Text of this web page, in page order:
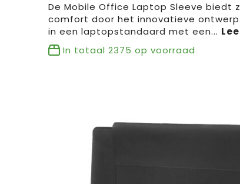
De Mobile Office Laptop Sleeve biedt
comfort door het innovatieve
in een laptopstandaard met een...
In totaal 2375 op voorraad